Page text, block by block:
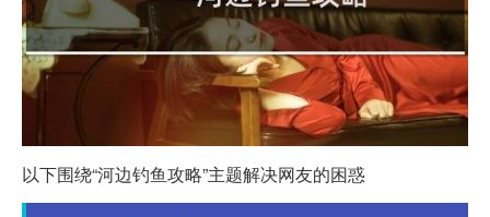
以下围绕“河边钓鱼攻略”主题解决网友的困惑